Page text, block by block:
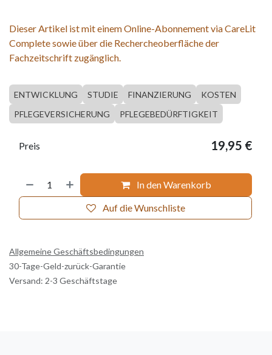
Dieser Artikel ist mit einem Online-Abonnement via CareLit
Complete sowie über die Rechercheoberfläche der
Fachzeitschrift zugänglich.
ENTWICKLUNG STUDIE FINANZIERUNG
KOSTEN
PFLEGEVERSICHERUNG
PFLEGEBEDÜRFTIGKEIT
In den Warenkorb
Auf die Wunschliste
Preis 19,95 €
Allgemeine Geschäftsbedingungen
30-Tage-Geld-zurück-Garantie
Versand: 2-3 Geschäftstage